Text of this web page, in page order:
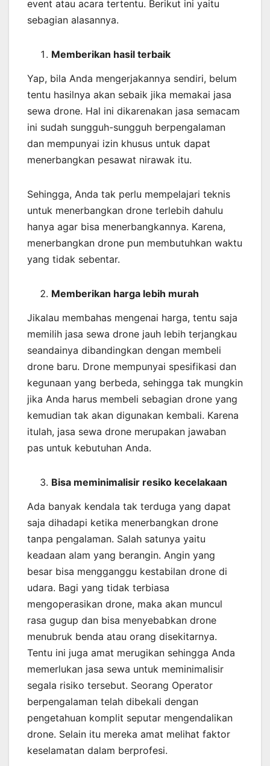
event atau acara tertentu. Berikut ini yaitu
sebagian alasannya.
Memberikan hasil terbaik
Yap, bila Anda mengerjakannya sendiri, belum
tentu hasilnya akan sebaik jika memakai jasa
sewa drone. Hal ini dikarenakan jasa semacam
ini sudah sungguh-sungguh berpengalaman
dan mempunyai izin khusus untuk dapat
menerbangkan pesawat nirawak itu.
Sehingga, Anda tak perlu mempelajari teknis
untuk menerbangkan drone terlebih dahulu
hanya agar bisa menerbangkannya. Karena,
menerbangkan drone pun membutuhkan waktu
yang tidak sebentar.
Memberikan harga lebih murah
Jikalau membahas mengenai harga, tentu saja
memilih jasa sewa drone jauh lebih terjangkau
seandainya dibandingkan dengan membeli
drone baru. Drone mempunyai spesifikasi dan
kegunaan yang berbeda, sehingga tak mungkin
jika Anda harus membeli sebagian drone yang
kemudian tak akan digunakan kembali. Karena
itulah, jasa sewa drone merupakan jawaban
pas untuk kebutuhan Anda.
Bisa meminimalisir resiko kecelakaan
Ada banyak kendala tak terduga yang dapat
saja dihadapi ketika menerbangkan drone
tanpa pengalaman. Salah satunya yaitu
keadaan alam yang berangin. Angin yang
besar bisa mengganggu kestabilan drone di
udara. Bagi yang tidak terbiasa
mengoperasikan drone, maka akan muncul
rasa gugup dan bisa menyebabkan drone
menubruk benda atau orang disekitarnya.
Tentu ini juga amat merugikan sehingga Anda
memerlukan jasa sewa untuk meminimalisir
segala risiko tersebut. Seorang Operator
berpengalaman telah dibekali dengan
pengetahuan komplit seputar mengendalikan
drone. Selain itu mereka amat melihat faktor
keselamatan dalam berprofesi.